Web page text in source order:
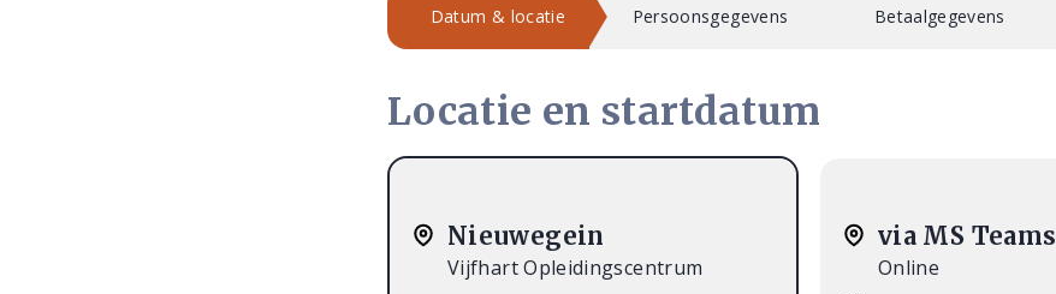
Datum & locatie Persoonsgegevens Betaalgegevens
Locatie en startdatum
Nieuwegein
Vijfhart Opleidingscentrum
via MS Teams
Online